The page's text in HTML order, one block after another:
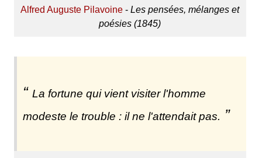
Alfred Auguste Pilavoine -Les pensées, mélanges et
poésies (1845)
La fortune qui vient visiter l'homme
modeste le trouble : il ne l'attendait pas.